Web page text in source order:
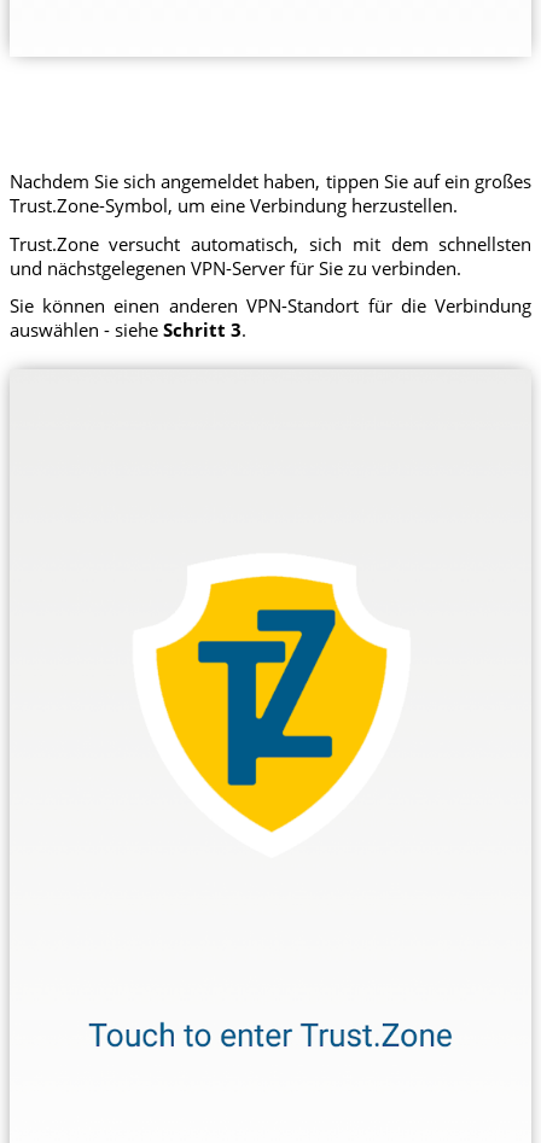
Nachdem Sie sich angemeldet haben, tippen Sie auf ein großes
Trust.Zone-Symbol, um eine Verbindung herzustellen.
Trust.Zone versucht automatisch, sich mit dem schnellsten
und nächstgelegenen VPN-Server für Sie zu verbinden.
Sie können einen anderen VPN-Standort für die Verbindung
auswählen - siehe Schritt 3.